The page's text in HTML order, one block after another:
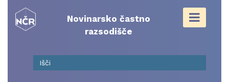
content
Novinarsko častno
razsodišče